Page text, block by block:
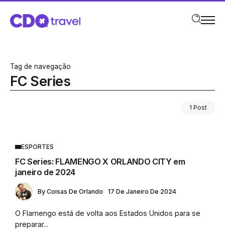
Tag de navegação
FC Series
1 Post
ESPORTES
FC Series: FLAMENGO X ORLANDO CITY em
janeiro de 2024
By Coisas De Orlando 17 De Janeiro De 2024
O Flamengo está de volta aos Estados Unidos para se
preparar...